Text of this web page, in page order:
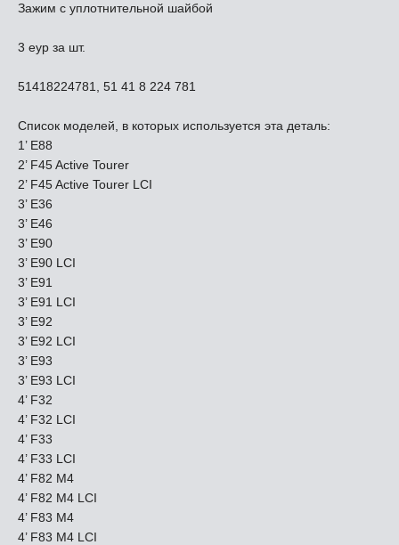
Зажим с уплотнительной шайбой
3 еур за шт.
51418224781, 51 41 8 224 781
Список моделей, в которых используется эта деталь:
1’ E88
2’ F45 Active Tourer
2’ F45 Active Tourer LCI
3’ E36
3’ E46
3’ E90
3’ E90 LCI
3’ E91
3’ E91 LCI
3’ E92
3’ E92 LCI
3’ E93
3’ E93 LCI
4’ F32
4’ F32 LCI
4’ F33
4’ F33 LCI
4’ F82 M4
4’ F82 M4 LCI
4’ F83 M4
4’ F83 M4 LCI